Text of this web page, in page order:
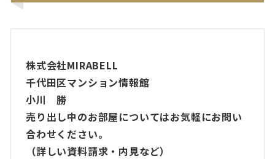
株式会社MIRABELL
千代田区マンション情報館
小川 勝
売り出し中のお部屋についてはお気軽にお問い
合わせください。
（詳しい資料請求・内見など）